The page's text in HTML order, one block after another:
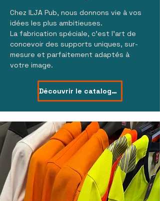
Chez ILJA Pub, nous donnons vie à vos
idées les plus ambitieuses.
La fabrication spéciale, c’est l’art de
concevoir des supports uniques, sur-
mesure et parfaitement adaptés à
votre image.
Découvrir le catalogue